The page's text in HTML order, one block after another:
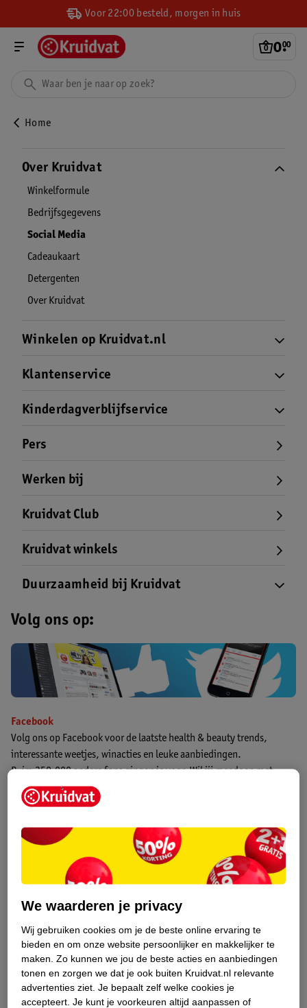
Voor 22:00 besteld, morgen in huis
0.
00
Home
Volg ons op:
Over Kruidvat
Winkelformule
Bedrijfsgegevens
Social Media
Cadeaukaart
Detergenten
Over Kruidvat
Winkelen op Kruidvat.nl
Klantenservice
Kinderdagverblijfservice
Pers
Werken bij
Kruidvat Club
Kruidvat winkels
Duurzaamheid bij Kruidvat
Facebook
Volg ons op Facebook voor de laatste health & beauty trends,
interessante weetjes, winacties en leuke aanbiedingen.
Ruim 350.000 andere fans gingen je voor. Wil jij meedoen met
leuke winacties en als eerste op de hoogte zijn van de beste
aanbiedingen? Volg ons dan nu op Facebook!
Ga naar Kruidvat Facebook
Stel jouw vraag op Twitter! Tijdens kantoortijden beantwoorden
onze enthousiaste collega's graag jouw vragen. Wil jij net als 6.500
andere klanten van Kruidvat snel antwoord op je vragen en je
ervaringen met Kruidvat delen? Volg ons dan nu op Twitter!
Ga naar Twitter
We waarderen je privacy
Wij gebruiken cookies om je de beste online ervaring te
bieden en om onze website persoonlijker en makkelijker te
maken. Zo kunnen we jou de beste acties en aanbiedingen
tonen en zorgen we dat je ook buiten Kruidvat.nl relevante
advertenties ziet. Je bepaalt zelf welke cookies je
accepteert. Je kunt je voorkeuren altijd aanpassen of